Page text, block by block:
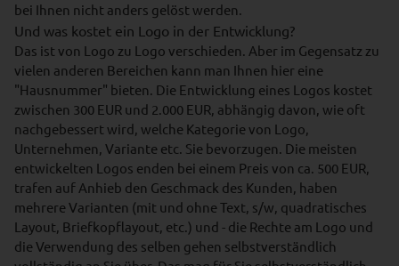
bei Ihnen nicht anders gelöst werden.
Und was kostet ein Logo in der Entwicklung?
Das ist von Logo zu Logo verschieden. Aber im Gegensatz zu
vielen anderen Bereichen kann man Ihnen hier eine
"Hausnummer" bieten. Die Entwicklung eines Logos kostet
zwischen 300 EUR und 2.000 EUR, abhängig davon, wie oft
nachgebessert wird, welche Kategorie von Logo,
Unternehmen, Variante etc. Sie bevorzugen. Die meisten
entwickelten Logos enden bei einem Preis von ca. 500 EUR,
trafen auf Anhieb den Geschmack des Kunden, haben
mehrere Varianten (mit und ohne Text, s/w, quadratisches
Layout, Briefkopflayout, etc.) und - die Rechte am Logo und
die Verwendung des selben gehen selbstverständlich